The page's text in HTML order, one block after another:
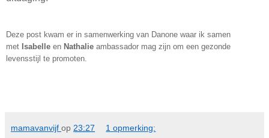
Deze post kwam er in samenwerking van Danone waar ik samen
met Isabelle en Nathalie ambassador mag zijn om een gezonde
levensstijl te promoten.
mamavanvijf op 23:27 1 opmerking: